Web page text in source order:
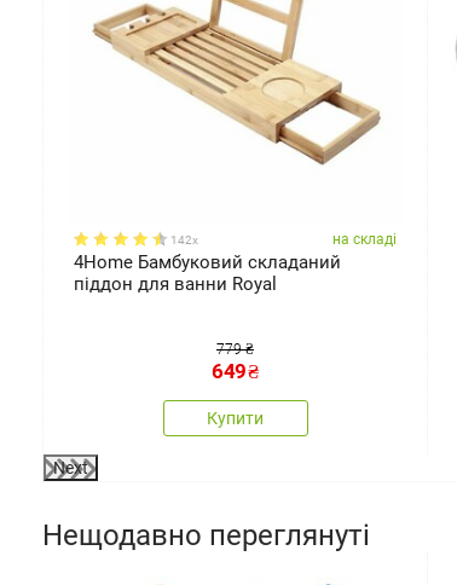
142x на складі
4Home Бамбуковий складаний
піддон для ванни Royal
779 ₴
649₴
Купити
Next
Нещодавно переглянуті